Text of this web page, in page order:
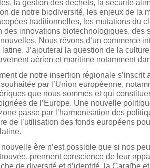
la gestion des déchets, la sécurité
de notre biodiversité, les enjeux de la
traditionnelles, les mutations du
des innovations biotechnologiques, des
Nous rêvons d’un commerce
latine. J’ajouterai la question de la
aérien et maritime notamment
de notre insertion régionale s’inscrit
par l’Union européenne,
que nous sommes et qui
de l’Europe. Une nouvelle
passe par l’harmonisation des
de l’utilisation des fonds européens
ère n’est possible que si nos
prennent conscience de leur
de diversité et d’identité, la Caraïbe